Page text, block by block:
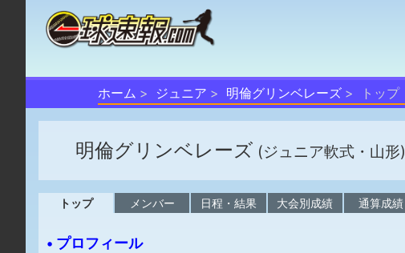
ホーム ジュニア 明倫グリンベレーズ トップ
明倫グリンベレーズ (ジュニア軟式・山形)
トップ メンバー 日程・結果 大会別成績 通算成績
• プロフィール